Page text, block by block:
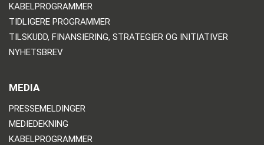
KABELPROGRAMMER
TIDLIGERE PROGRAMMER
TILSKUDD, FINANSIERING, STRATEGIER OG INITIATIVER
NYHETSBREV
MEDIA
PRESSEMELDINGER
MEDIEDEKNING
KABELPROGRAMMER